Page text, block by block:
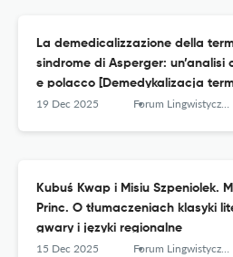
La demedicalizzazione della
sindrome di Asperger:
e polacco [Demedykalizacja
zespołem Aspergera: analiza
19 Dec 2025 Forum Lingwistyczne
Kubuś Kwap i Misiu Szpeniolek.
Princ. O tłumaczeniach klasyki
gwary i języki regionalne
15 Dec 2025 Forum Lingwistyczne